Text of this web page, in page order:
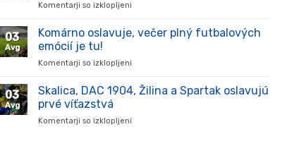
súťaži
Komentarji so izklopljeni
oslavuje
v
03
Avg
Komárno oslavuje, večer plný futbalových
emócií je tu!
Komentarji so izklopljeni
oslavuje,
03
Avg
Skalica, DAC 1904, Žilina a Spartak oslavujú
prvé víťazstvá
Komentarji so izklopljeni